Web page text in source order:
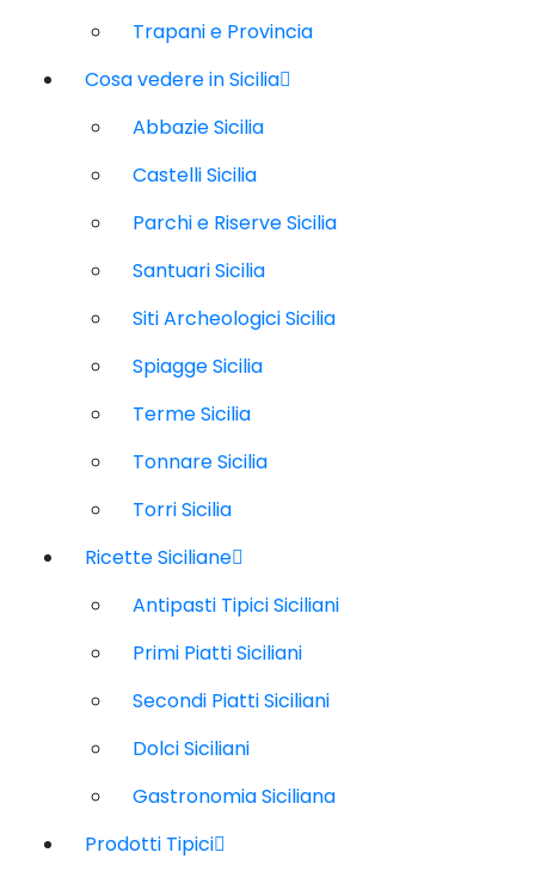
Trapani e Provincia
Cosa vedere in Sicilia
Abbazie Sicilia
Castelli Sicilia
Parchi e Riserve Sicilia
Santuari Sicilia
Siti Archeologici Sicilia
Spiagge Sicilia
Terme Sicilia
Tonnare Sicilia
Torri Sicilia
Ricette Siciliane
Antipasti Tipici Siciliani
Primi Piatti Siciliani
Secondi Piatti Siciliani
Dolci Siciliani
Gastronomia Siciliana
Prodotti Tipici